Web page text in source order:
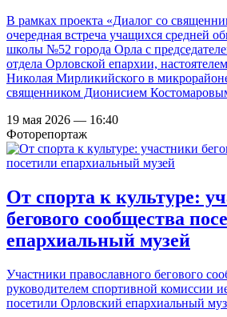
В рамках проекта «Диалог со
очередная встреча учащихся средней
школы №52 города Орла с
отдела Орловской епархии,
Николая Мирликийского в
священником Дионисием
19 мая 2026 — 16:40
Фоторепортаж
От спорта к культуре:
бегового сообщества
епархиальный музей
Участники православного бегового
руководителем спортивной комиссии
посетили Орловский епархиальный